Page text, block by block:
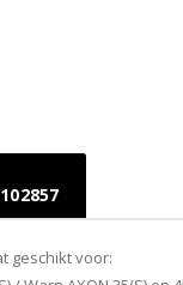
geschikt voor: